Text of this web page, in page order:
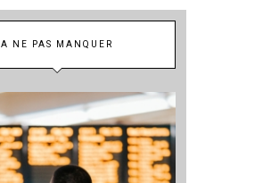
A NE PAS MANQUER